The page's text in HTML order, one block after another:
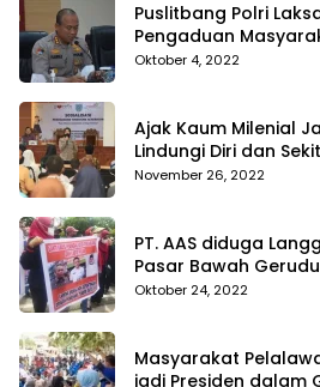
Puslitbang Polri
Pengaduan
Meningkatkan
Oktober 4, 2022
Ajak Kaum Milenial
Lindungi Diri dan
November 26, 2022
PT. AAS diduga
Pasar Bawah
Pekanbaru
Oktober 24, 2022
Masyarakat
jadi Presiden dalam